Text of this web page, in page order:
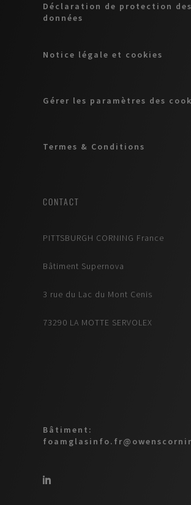
Déclaration de protection des
données
Notice légale et cookies
Gérer les paramètres des
Termes & Conditions
CONTACT
PITTSBURGH CORNING France
Bâtiment Supernova
3 rue du Lac du Mont Cenis
73290 LA MOTTE SERVOLEX
Bâtiment: